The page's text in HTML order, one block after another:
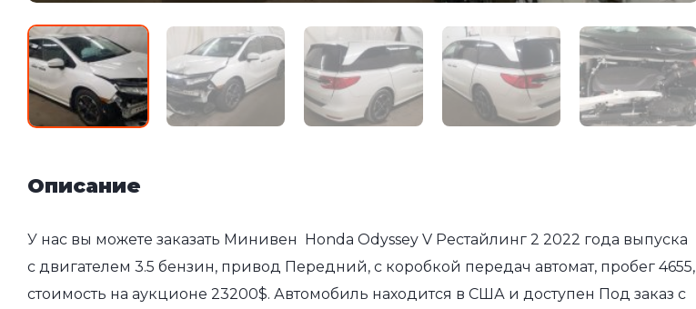
Описание
У нас вы можете заказать Минивен Honda Odyssey V Рестайлинг 2 2022 года выпуска
с двигателем 3.5 бензин, привод Передний, с коробкой передач автомат, пробег 4655,
стоимость на аукционе 23200$. Автомобиль находится в США и доступен Под заказ с